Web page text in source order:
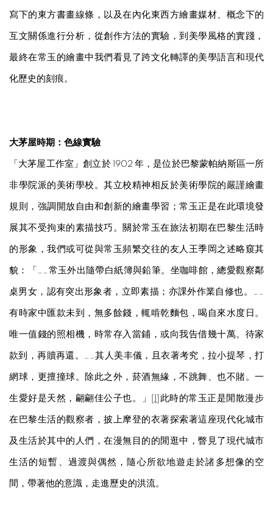
寫下的東方書畫線條，以及在內化東西方繪畫媒材、概念下的
互文關係進行分析，從創作方法的實驗，到美學風格的實踐，
最終在常玉的繪畫中我們看見了跨文化轉譯的美學語言和現代
化歷史的刻痕。
大茅屋時期：色線實驗
「大茅屋工作室」創立於 1902 年，是位於巴黎蒙帕納斯區一所
非學院派的美術學校。其立校精神相反於美術學院的嚴謹繪畫
規則，強調開放自由和創新的繪畫學習；常玉正是在此環境發
展其不受拘束的素描技巧。關於常玉在旅法初期在巴黎生活時
的形象，我們或可從與常玉頻繁交往的友人王季岡之述略窺其
貌：「……常玉外出隨帶白紙簿與鉛筆。坐咖啡館，總愛觀察鄰
桌男女，認有突出形象者，立即素描；亦課外作業自修也。……
有時家中匯款未到，無多餘錢，輒啃乾麵包，喝自來水度日。
唯一值錢的照相機，時常存入當鋪，或向我告借幾十萬。待家
款到，再贖再還。……其人美丰儀，且衣著考究，拉小提琴，打
網球，更擅撞球。除此之外，菸酒無緣，不跳舞、也不賭。一
生愛好是天然，翩翩佳公子也。」[ ]此時的常玉正是閒散漫步
在巴黎生活的觀察者，披上摩登的衣著探索著這座現代化城市
及生活於其中的人們，在漫無目的的閒逛中，瞥見了現代城市
生活的短暫、過渡與偶然，隨心所欲地遊走於諸多想像的空
間，帶著他的意識，走進歷史的洪流。